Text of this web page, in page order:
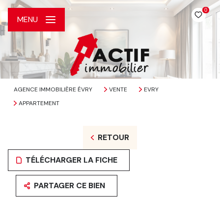
0
MENU
AGENCE IMMOBILIÈRE ÉVRY VENTE
EVRY
APPARTEMENT
RETOUR
TÉLÉCHARGER LA FICHE
PARTAGER CE BIEN